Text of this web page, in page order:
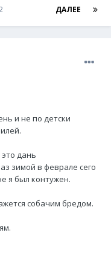
ДАЛЕЕ
и не по детски
дань
зимой в феврале сего
я был контужен.
собачим бредом.